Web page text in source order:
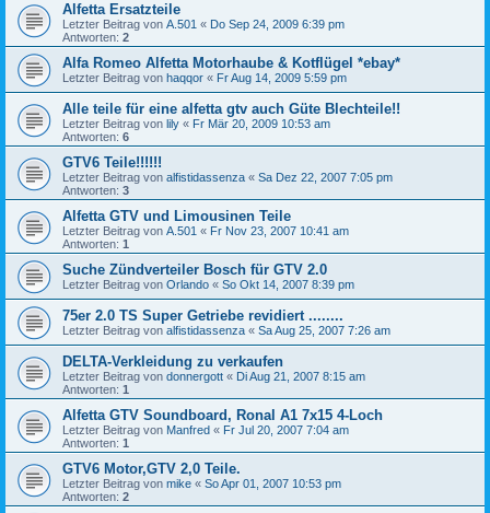
Alfetta Ersatzteile
Letzter Beitrag von A.501 « Do Sep 24, 2009 6:39 pm
Antworten: 2
Alfa Romeo Alfetta Motorhaube & Kotflügel *ebay*
Letzter Beitrag von haqqor « Fr Aug 14, 2009 5:59 pm
Alle teile für eine alfetta gtv auch Güte Blechteile!!
Letzter Beitrag von lily « Fr Mär 20, 2009 10:53 am
Antworten: 6
GTV6 Teile!!!!!!
Letzter Beitrag von alfistidassenza « Sa Dez 22, 2007 7:05 pm
Antworten: 3
Alfetta GTV und Limousinen Teile
Letzter Beitrag von A.501 « Fr Nov 23, 2007 10:41 am
Antworten: 1
Suche Zündverteiler Bosch für GTV 2.0
Letzter Beitrag von Orlando « So Okt 14, 2007 8:39 pm
75er 2.0 TS Super Getriebe revidiert ........
Letzter Beitrag von alfistidassenza « Sa Aug 25, 2007 7:26 am
DELTA-Verkleidung zu verkaufen
Letzter Beitrag von donnergott « Di Aug 21, 2007 8:15 am
Antworten: 1
Alfetta GTV Soundboard, Ronal A1 7x15 4-Loch
Letzter Beitrag von Manfred « Fr Jul 20, 2007 7:04 am
Antworten: 1
GTV6 Motor,GTV 2,0 Teile.
Letzter Beitrag von mike « So Apr 01, 2007 10:53 pm
Antworten: 2